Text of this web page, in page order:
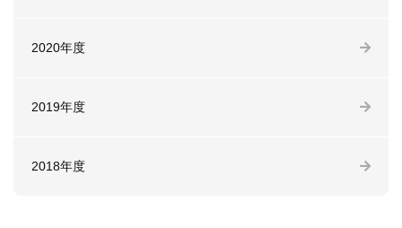
2020年度
2019年度
2018年度